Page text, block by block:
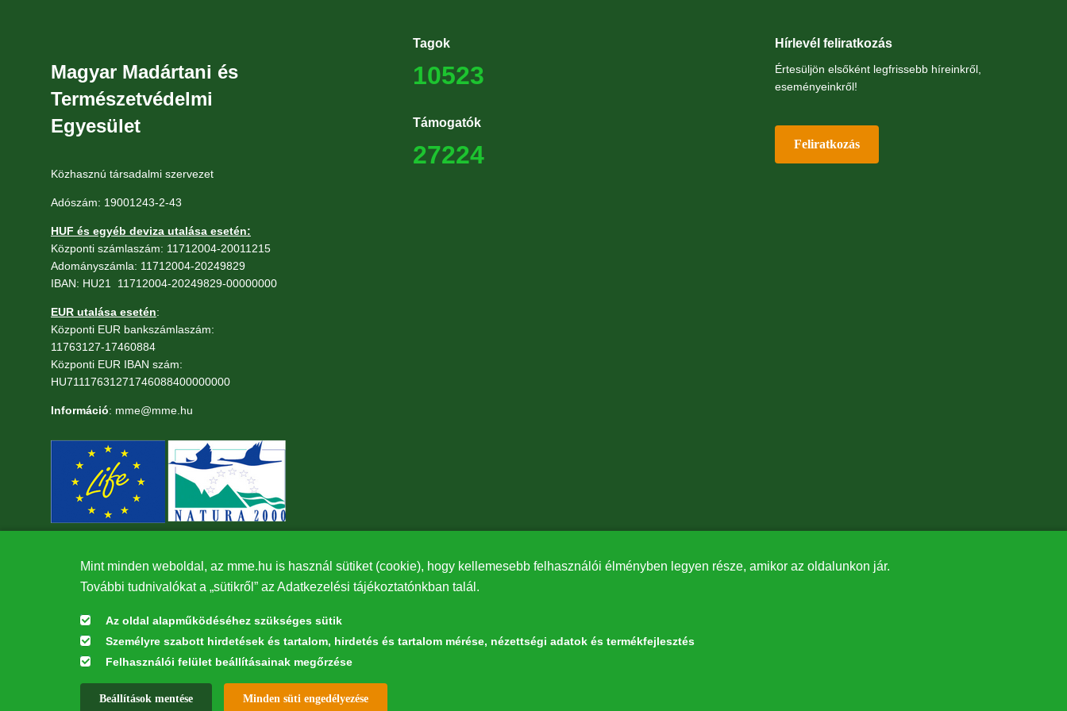
Magyar Madártani és
Természetvédelmi
Egyesület
Közhasznú társadalmi szervezet
Adószám: 19001243-2-43
HUF és egyéb deviza utalása esetén:
Központi számlaszám: 11712004-20011215
Adományszámla: 11712004-20249829
IBAN: HU21 11712004-20249829-00000000
EUR utalása esetén:
Központi EUR bankszámlaszám:
11763127-17460884
Központi EUR IBAN szám:
HU71117631271746088400000000
Információ: mme@mme.hu
Tagok
10523
Támogatók
27224
Hírlevél feliratkozás
Értesüljön elsőként legfrissebb híreinkről,
eseményeinkről!
Feliratkozás
Az oldal kialakítása a LIFE20 NGO4GD/HU/000037 „Közösen a természetért” elnevezésű program keretében az Európai Bizottság LIFE alapja támogatásában valósult meg.
Mint minden weboldal, az mme.hu is használ sütiket (cookie), hogy kellemesebb felhasználói élményben legyen része, amikor az oldalunkon jár.
További tudnivalókat a „sütikről” az Adatkezelési tájékoztatónkban talál.
Az oldal alapműködéséhez szükséges sütik
Személyre szabott hirdetések és tartalom, hirdetés és tartalom mérése, nézettségi adatok és termékfejlesztés
Felhasználói felület beállításainak megőrzése
Beállítások mentése Minden süti engedélyezése